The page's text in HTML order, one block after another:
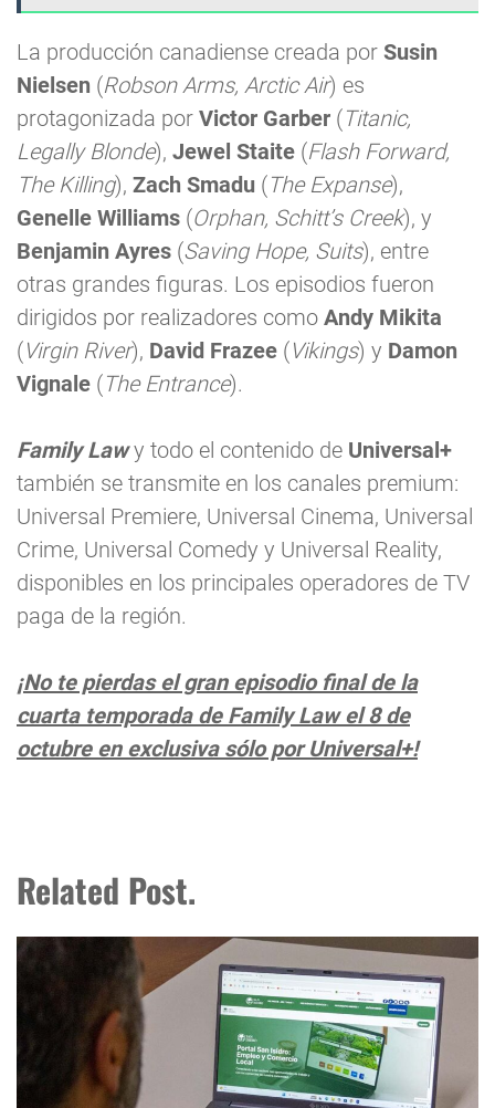
La producción canadiense creada por Susin
Nielsen (Robson Arms, Arctic Air) es
protagonizada por Victor Garber (Titanic,
Legally Blonde), Jewel Staite (Flash Forward,
The Killing), Zach Smadu (The Expanse),
Genelle Williams (Orphan, Schitt’s Creek), y
Benjamin Ayres (Saving Hope, Suits), entre
otras grandes figuras. Los episodios fueron
dirigidos por realizadores como Andy Mikita
(Virgin River), David Frazee (Vikings) y Damon
Vignale (The Entrance).
Family Lawy todo el contenido de Universal+
también se transmite en los canales premium:
Universal Premiere, Universal Cinema, Universal
Crime, Universal Comedy y Universal Reality,
disponibles en los principales operadores de TV
paga de la región.
¡No te pierdas el gran episodio final de la
cuarta temporada de Family Law el 8 de
octubre en exclusiva sólo por Universal+!
Related Post.